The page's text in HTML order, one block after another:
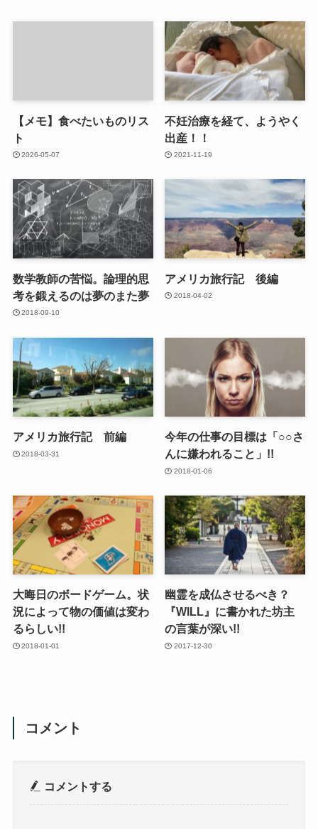
【メモ】食べたいものリス
ト
2026-05-07
不妊治療を経て、ようやく
出産！！
2021-11-19
数学教師の苦悩。論理的思
考を鍛えるのは夢のまた夢
2018-09-10
アメリカ旅行記 後編
2018-04-02
アメリカ旅行記 前編
2018-03-31
今年の仕事の目標は「○○さ
んに嫌われること」!!
2018-01-06
大晦日のボードゲーム。状
況によって物の価値は変わ
るらしい!!
2018-01-01
幽霊を成仏させるべき？
『WILL』に書かれた坊主
の言葉が深い!!
2017-12-30
コメント
コメントする